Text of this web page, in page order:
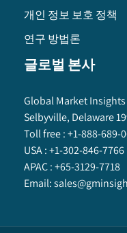
개인 정보 보호 정책
연구 방법론
글로벌 본사
Global Market
Selbyville, Delaware
Toll free :+1-888-689-
USA :+1-302-846-7766
APAC :+65-3129-7718
Email: